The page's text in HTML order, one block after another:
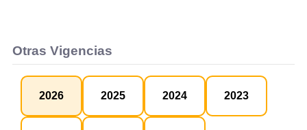
Otras Vigencias
2026 2025 2024 2023